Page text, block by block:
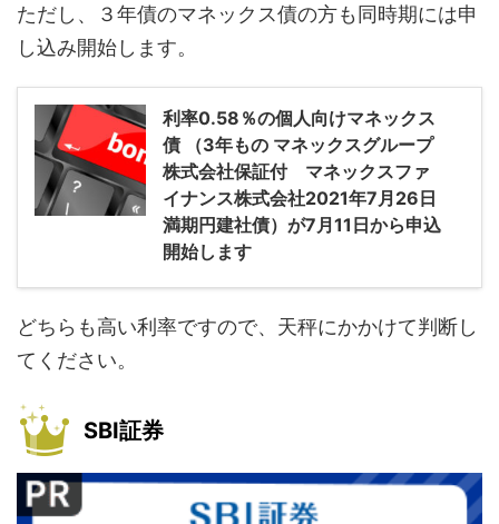
ただし、３年債のマネックス債の方も同時期には申
し込み開始します。
利率0.58％の個人向けマネックス
債 （3年もの マネックスグループ
株式会社保証付 マネックスファ
イナンス株式会社2021年7月26日
満期円建社債）が7月11日から申込
開始します
どちらも高い利率ですので、天秤にかかけて判断し
てください。
SBI証券